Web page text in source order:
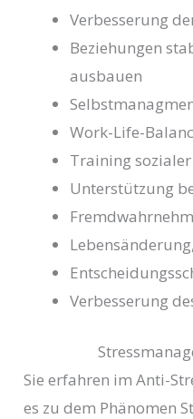
Verbesserung
Beziehungen
ausbauen
Work-Life-
Training
Unterstützung
Verbesserung
Sie erfahren im Anti-
es zu dem Phänomen